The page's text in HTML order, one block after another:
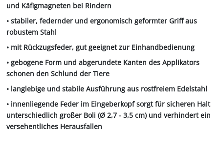
und Käfigmagneten bei Rindern
• stabiler, federnder und ergonomisch geformter Griff aus
robustem Stahl
• mit Rückzugsfeder, gut geeignet zur Einhandbedienung
• gebogene Form und abgerundete Kanten des Applikators
schonen den Schlund der Tiere
• langlebige und stabile Ausführung aus rostfreiem Edelstahl
• innenliegende Feder im Eingeberkopf sorgt für sicheren Halt
unterschiedlich großer Boli (Ø 2,7 - 3,5 cm) und verhindert ein
versehentliches Herausfallen